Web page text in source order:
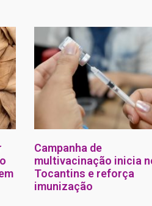
Campanha de
multivacinação inicia
Tocantins e reforça
imunização